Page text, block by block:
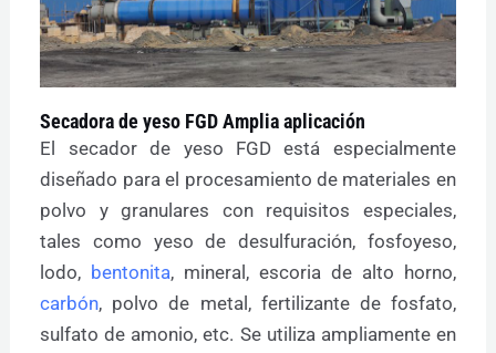
Secadora de yeso FGD Amplia aplicación
El secador de yeso FGD está especialmente
diseñado para el procesamiento de materiales en
polvo y granulares con requisitos especiales,
tales como yeso de desulfuración, fosfoyeso,
lodo, bentonita, mineral, escoria de alto horno,
carbón, polvo de metal, fertilizante de fosfato,
sulfato de amonio, etc. Se utiliza ampliamente en